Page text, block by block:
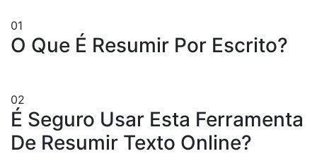
01
O Que É Resumir Por Escrito?
02
É Seguro Usar Esta Ferramenta
De Resumir Texto Online?